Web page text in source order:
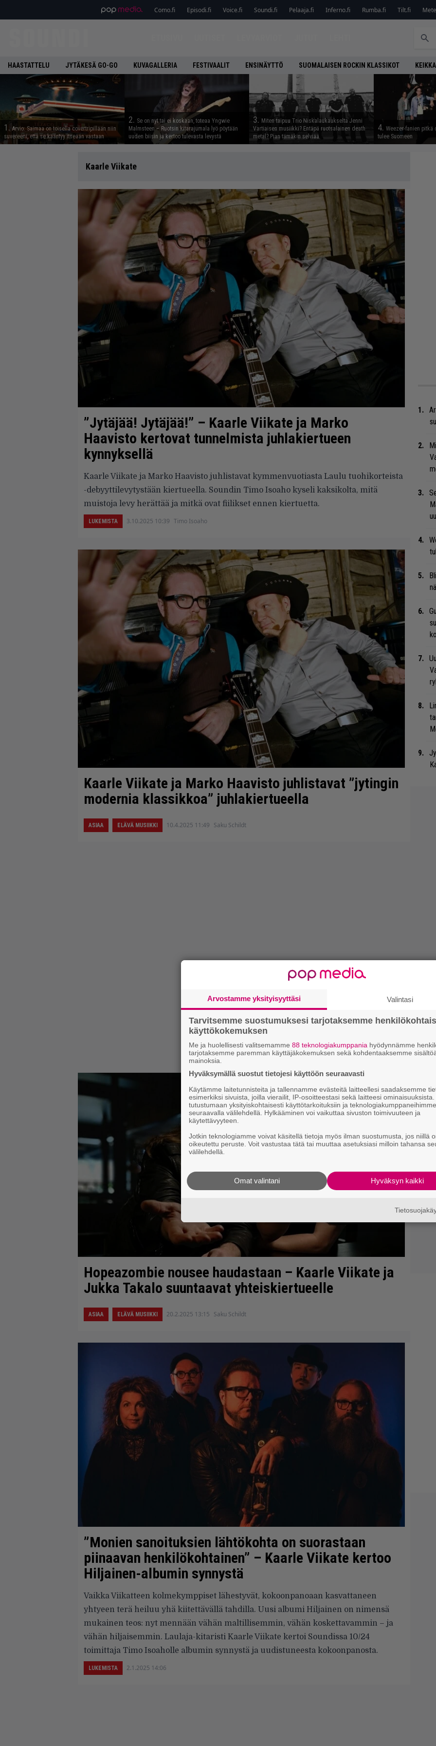
Como.fi Episodi.fi Voice.fi Soundi.fi Pelaaja.fi Inferno.fi Rumba.fi Tilt.fi
HAASTATTELU JYTÄKESÄ GO-GO KUVAGALLERIA FESTIVAALIT ENSINÄYTTÖ SUOMALAISEN ROCKIN KLASSIKOT KEIKKA
1. Arvio: Saimaa on toisella covertripillään niin
suvereeni, että se kääntyy itseään vastaan
2. Se on nyt tai ei koskaan, toteaa Yngwie
Malmsteen – Ruotsin kitarajumala lyö pöytään
uuden biisin ja kertoo tulevasta levystä
3. Miten taipuu Trio Niskalaukaukselta Jenni
Vartiaisen musiikki? Entäpä ruotsalainen death
metal? Pian tämäkin selviää
4. Weezer-fanien pitkä
tulee Suomeen
Kaarle Viikate
”Jytäjää! Jytäjää!” – Kaarle Viikate ja Marko
Haavisto kertovat tunnelmista juhlakiertueen
kynnyksellä
Kaarle Viikate ja Marko Haavisto juhlistavat kymmenvuotiasta Laulu tuohikorteista
-debyyttilevytystään kiertueella. Soundin Timo Isoaho kyseli kaksikolta, mitä
muistoja levy herättää ja mitkä ovat fiilikset ennen kiertuetta.
LUKEMISTA 3.10.2025 10:39 Timo Isoaho
Kaarle Viikate ja Marko Haavisto juhlistavat ”jytingin
modernia klassikkoa” juhlakiertueella
ASIAA ELÄVÄ MUSIIKKI 10.4.2025 11:49 Saku Schildt
Hopeazombie nousee haudastaan – Kaarle Viikate ja
Jukka Takalo suuntaavat yhteiskiertueelle
ASIAA ELÄVÄ MUSIIKKI 20.2.2025 13:15 Saku Schildt
”Monien sanoituksien lähtökohta on suorastaan
piinaavan henkilökohtainen” – Kaarle Viikate kertoo
Hiljainen-albumin synnystä
Vaikka Viikatteen kolmekymppiset lähestyvät, kokoonpanoaan kasvattaneen
yhtyeen terä heiluu yhä kiitettävällä tahdilla. Uusi albumi Hiljainen on nimensä
mukainen teos: nyt mennään vähän maltillisemmin, vähän koskettavammin – ja
vähän hiljaisemmin. Laulaja-kitaristi Kaarle Viikate kertoi Soundissa 10/24
toimittaja Timo Isoaholle albumin synnystä ja uudistuneesta kokoonpanosta.
LUKEMISTA 2.1.2025 14:06
Arvostamme yksityisyyttäsi Valintasi
Tarvitsemme suostumuksesi tarjotaksemme
käyttökokemuksen
Me ja huolellisesti valitsemamme 88 teknologiakumppania hyödynnämme
tarjotaksemme paremman käyttäjäkokemuksen sekä kohdentaaksemme
mainoksia.
Hyväksymällä suostut tietojesi käyttöön seuraavasti
Käytämme laitetunnisteita ja tallennamme evästeitä laitteellesi saadaksemme
esimerkiksi sivuista, joilla vierailit, IP-osoitteestasi sekä laitteesi
tutustumaan yksityiskohtaisesti käyttötarkoituksiin ja teknologiakumppaneihimme
seuraavalla välilehdellä. Hylkääminen voi vaikuttaa sivuston toimivuuteen ja
käytettävyyteen.
Jotkin teknologiamme voivat käsitellä tietoja myös ilman suostumusta, jos niillä
oikeutettu peruste. Voit vastustaa tätä tai muuttaa asetuksiasi milloin tahansa
välilehdellä.
Hyväksyn kaikki
Omat valintani